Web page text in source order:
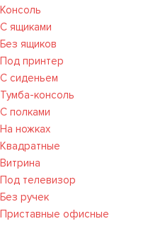
Консоль
С ящиками
Без ящиков
Под принтер
С сиденьем
Тумба-консоль
С полками
На ножках
Квадратные
Витрина
Под телевизор
Без ручек
Приставные офисные